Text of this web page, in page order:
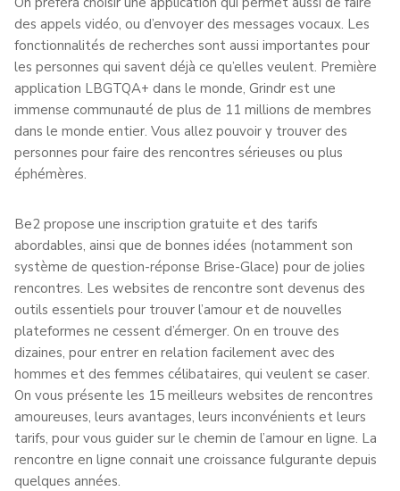
des appels vidéo, ou d’envoyer des messages vocaux. Les
fonctionnalités de recherches sont aussi importantes pour
les personnes qui savent déjà ce qu’elles veulent. Première
application LBGTQA+ dans le monde, Grindr est une
immense communauté de plus de 11 millions de membres
dans le monde entier. Vous allez pouvoir y trouver des
personnes pour faire des rencontres sérieuses ou plus
éphémères.
Be2 propose une inscription gratuite et des tarifs
abordables, ainsi que de bonnes idées (notamment son
système de question-réponse Brise-Glace) pour de jolies
rencontres. Les websites de rencontre sont devenus des
outils essentiels pour trouver l’amour et de nouvelles
plateformes ne cessent d’émerger. On en trouve des
dizaines, pour entrer en relation facilement avec des
hommes et des femmes célibataires, qui veulent se caser.
On vous présente les 15 meilleurs websites de rencontres
amoureuses, leurs avantages, leurs inconvénients et leurs
tarifs, pour vous guider sur le chemin de l’amour en ligne. La
rencontre en ligne connait une croissance fulgurante depuis
quelques années.